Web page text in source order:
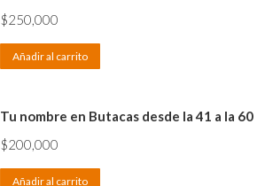
$250,000
Añadir al carrito
Tu nombre en Butacas desde la 41 a la 60
$200,000
Añadir al carrito